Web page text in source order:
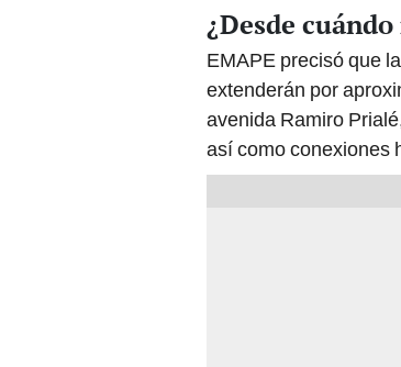
¿Desde
EMAPE precisó que
extenderán por
avenida Ramiro
así como conexiones